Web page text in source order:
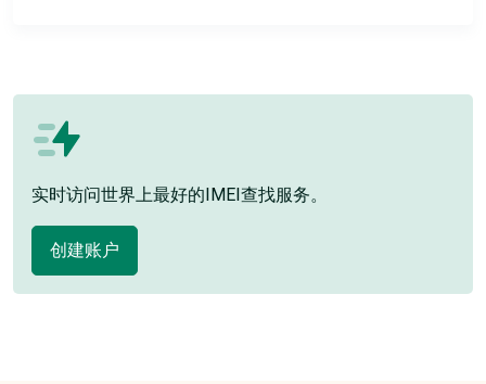
实时访问世界上最好的IMEI查找服务。
创建账户